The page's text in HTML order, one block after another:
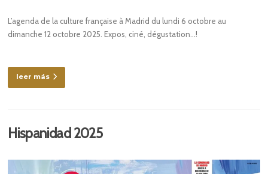
L’agenda de la culture française à Madrid du lundi 6 octobre au
dimanche 12 octobre 2025. Expos, ciné, dégustation…!
leer más
Hispanidad 2025